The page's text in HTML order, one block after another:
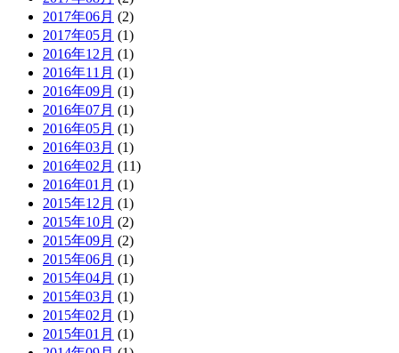
2017年06月 (2)
2017年05月 (1)
2016年12月 (1)
2016年11月 (1)
2016年09月 (1)
2016年07月 (1)
2016年05月 (1)
2016年03月 (1)
2016年02月 (11)
2016年01月 (1)
2015年12月 (1)
2015年10月 (2)
2015年09月 (2)
2015年06月 (1)
2015年04月 (1)
2015年03月 (1)
2015年02月 (1)
2015年01月 (1)